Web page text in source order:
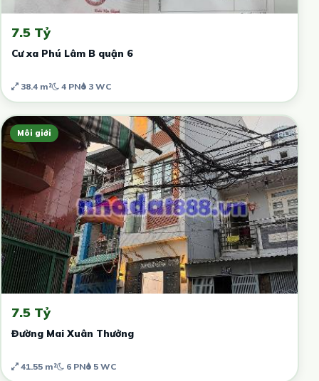
7.5 Tỷ
Cư xa Phú Lâm B quận 6
38.4 m² 4 PN 3 WC
Môi giới
7.5 Tỷ
Đường Mai Xuân Thưởng
41.55 m² 6 PN 5 WC